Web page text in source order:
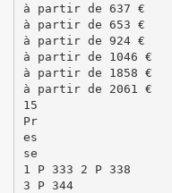
à partir de 637 €
à partir de 653 €
à partir de 924 €
à partir de 1046 €
à partir de 1858 €
à partir de 2061 €
15
Pr
es
se
1 P 333 2 P 338
3 P 344